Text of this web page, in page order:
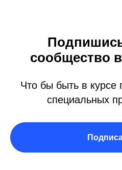
сообщество
Что бы быть в курсе
специальных